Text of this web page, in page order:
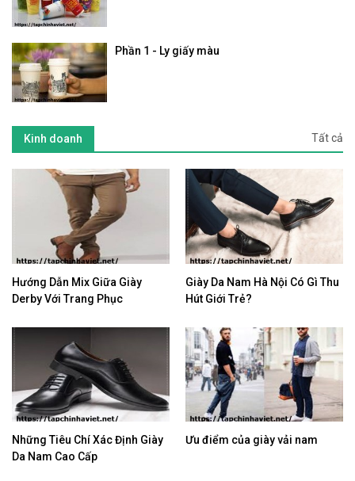
Phần 1 - Ly giấy màu
Kinh doanh Tất cả
Hướng Dẫn Mix Giữa Giày
Derby Với Trang Phục
Giày Da Nam Hà Nội Có Gì Thu
Hút Giới Trẻ?
Những Tiêu Chí Xác Định Giày
Da Nam Cao Cấp
​Ưu điểm của giày vải nam